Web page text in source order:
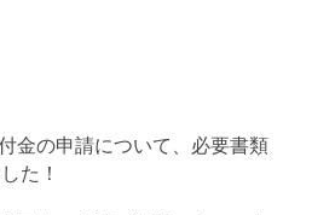
金の申請について、必要書類
た！